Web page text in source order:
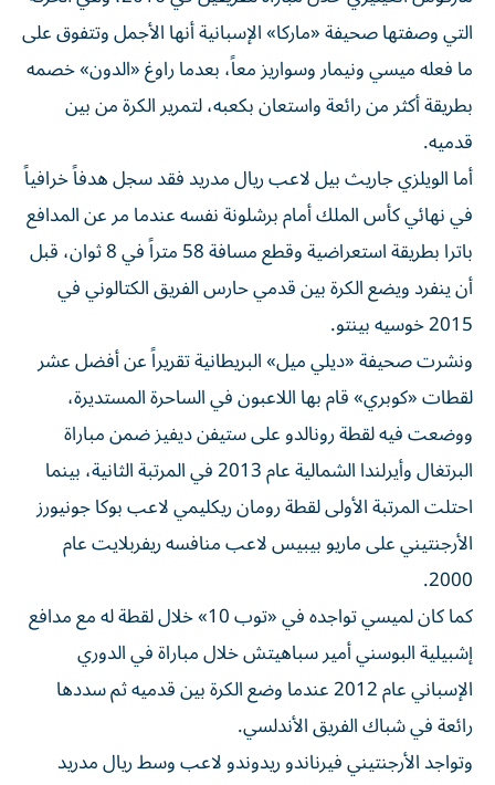
التي وصفتها صحيفة «ماركا» الإسبانية أنها الأجمل وتتفوق على
ما فعله ميسي ونيمار وسواريز معاً، بعدما راوغ «الدون» خصمه
بطريقة أكثر من رائعة واستعان بكعبه، لتمرير الكرة من بين
قدميه.
أما الويلزي جاريث بيل لاعب ريال مدريد فقد سجل هدفاً خرافياً
في نهائي كأس الملك أمام برشلونة نفسه عندما مر عن المدافع
باترا بطريقة استعراضية وقطع مسافة 58 متراً في 8 ثوان، قبل
أن ينفرد ويضع الكرة بين قدمي حارس الفريق الكتالوني في
2015 خوسيه بينتو.
ونشرت صحيفة «ديلي ميل» البريطانية تقريراً عن أفضل عشر
لقطات «كوبري» قام بها اللاعبون في الساحرة المستديرة،
ووضعت فيه لقطة رونالدو على ستيفن ديفيز ضمن مباراة
البرتغال وأيرلندا الشمالية عام 2013 في المرتبة الثانية، بينما
احتلت المرتبة الأولى لقطة رومان ريكليمي لاعب بوكا جونيورز
الأرجنتيني على ماريو بيبيس لاعب منافسه ريفربلايت عام
2000.
كما كان لميسي تواجده في «توب 10» خلال لقطة له مع مدافع
إشبيلية البوسني أمير سباهيتش خلال مباراة في الدوري
الإسباني عام 2012 عندما وضع الكرة بين قدميه ثم سددها
رائعة في شباك الفريق الأندلسي.
وتواجد الأرجنتيني فيرناندو ريدوندو لاعب وسط ريال مدريد